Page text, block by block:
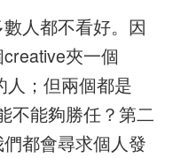
數人都不看好。因
夾一個
人；但兩個都是
不能夠勝任？第二
都會尋求個人發